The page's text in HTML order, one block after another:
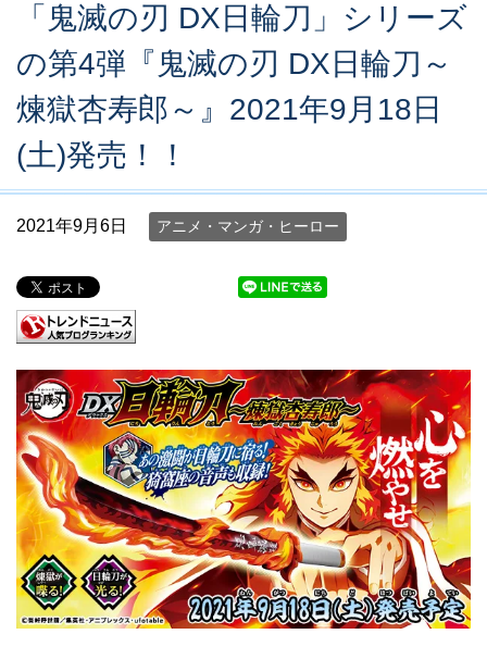
「鬼滅の刃 DX日輪刀」シリーズ
の第4弾『鬼滅の刃 DX日輪刀～
煉獄杏寿郎～』2021年9月18日
(土)発売！！
2021年9月6日 アニメ・マンガ・ヒーロー